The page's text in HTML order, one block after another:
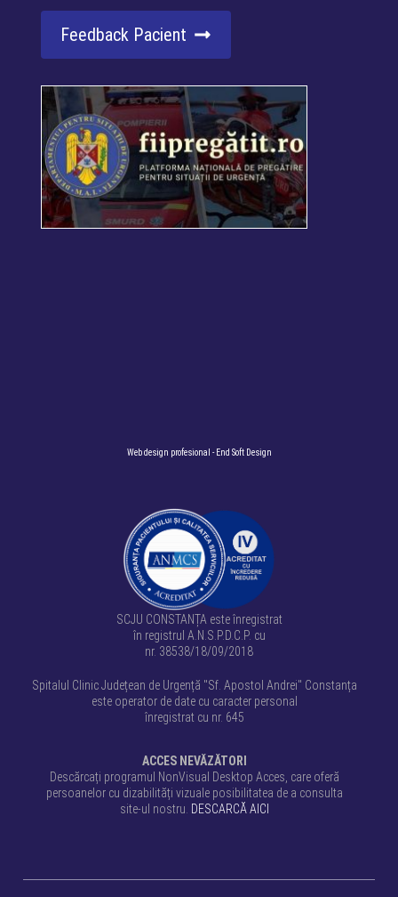
Web design profesional - End Soft Design
Feedback Pacient
SCJU CONSTANȚA este înregistrat
în registrul A.N.S.P.D.C.P. cu
nr. 38538/18/09/2018
Spitalul Clinic Județean de Urgență "Sf. Apostol Andrei" Constanța
este operator de date cu caracter personal
înregistrat cu nr. 645
ACCES NEVĂZĂTORI
Descărcați programul NonVisual Desktop Acces, care oferă
persoanelor cu dizabilități vizuale posibilitatea de a consulta
site-ul nostru. DESCARCĂ AICI